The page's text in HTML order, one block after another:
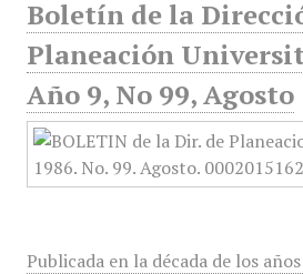
Boletín de la
Planeación
Año 9, No 99, Agosto
Publicada en la década de los